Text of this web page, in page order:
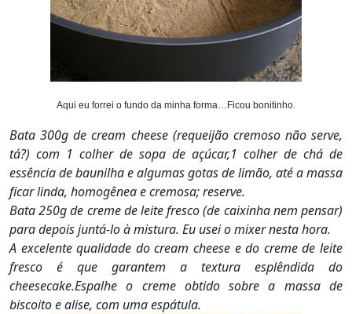
Aqui eu forrei o fundo da minha forma…Ficou bonitinho.
Bata 300g de cream cheese (requeijão cremoso não serve,
tá?) com 1 colher de sopa de açúcar,1 colher de chá de
essência de baunilha e algumas gotas de limão, até a massa
ficar linda, homogênea e cremosa; reserve.
Bata 250g de creme de leite fresco (de caixinha nem pensar)
para depois juntá-lo à mistura. Eu usei o mixer nesta hora.
A excelente qualidade do cream cheese e do creme de leite
fresco é que garantem a textura esplêndida do
cheesecake.Espalhe o creme obtido sobre a massa de
biscoito e alise, com uma espátula.